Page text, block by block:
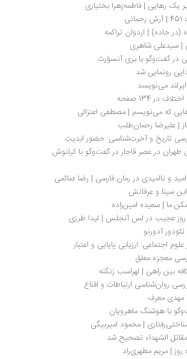
| فاطمه‌زهرا بختیاری
| اردوان تراکمه
شاهری
با بری آنسوُرث
شد
می‌نویسم | مصطفی اعتزالی
رحمان‌طلب
و آخرت‌شناسی: حضور ابدیت
کاشی و کاشی‌کاران طهران در عصر قاجار در گفت‌وگو با کیانوش
در رمان فارسی | رضا صائمی
و عرفانش
| سعیده امین‌زاده
در لس آنجلس | لیدا طرزی
ارزیابی پایایی و اعتبار
معلق
| لهراسب زنگنه
ارتباطات و اقناع
ماهرویان
تصحیح شد
مطهری‌راد